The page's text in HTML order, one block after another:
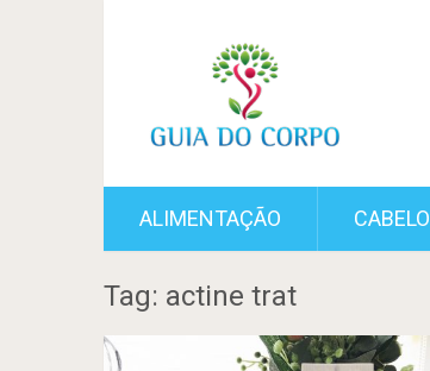
ALIMENTAÇÃO CABELO
Tag: actine trat